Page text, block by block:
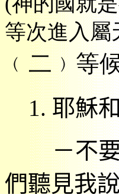
等次進入屬
﹙ 二﹚等
1.耶穌
－不
們聽見我